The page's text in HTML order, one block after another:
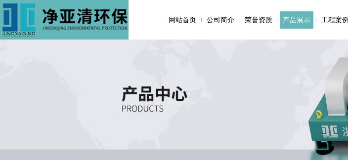
网站首页 公司简介 荣誉资质 产品展示 工程案例